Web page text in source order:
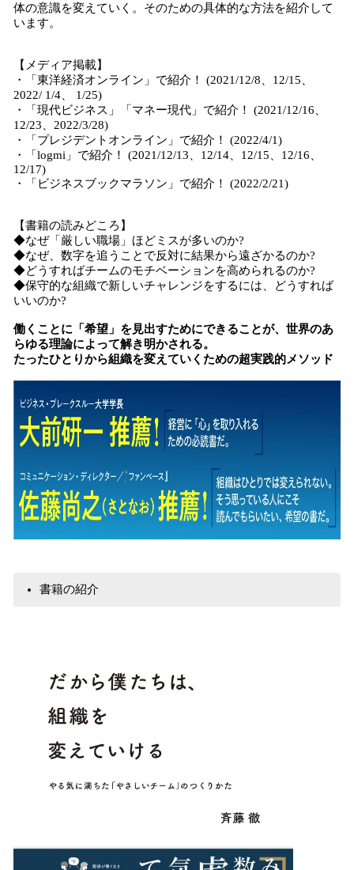
体の意識を変えていく。そのための具体的な方法を紹介して
います。
【メディア掲載】
・「東洋経済オンライン」で紹介！ (2021/12/8、12/15、
2022/ 1/4、 1/25)
・「現代ビジネス」「マネー現代」で紹介！ (2021/12/16、
12/23、2022/3/28)
・「プレジデントオンライン」で紹介！ (2022/4/1)
・「logmi」で紹介！ (2021/12/13、12/14、12/15、12/16、
12/17)
・「ビジネスブックマラソン」で紹介！ (2022/2/21)
【書籍の読みどころ】
◆なぜ「厳しい職場」ほどミスが多いのか?
◆なぜ、数字を追うことで反対に結果から遠ざかるのか?
◆どうすればチームのモチベーションを高められるのか?
◆保守的な組織で新しいチャレンジをするには、どうすれば
いいのか?
働くことに「希望」を見出すためにできることが、世界のあ
らゆる理論によって解き明かされる。
たったひとりから組織を変えていくための超実践的メソッド
書籍の紹介